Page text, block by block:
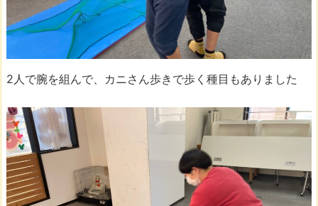
2人で腕を組んで、カニさん歩きで歩く種目もありました